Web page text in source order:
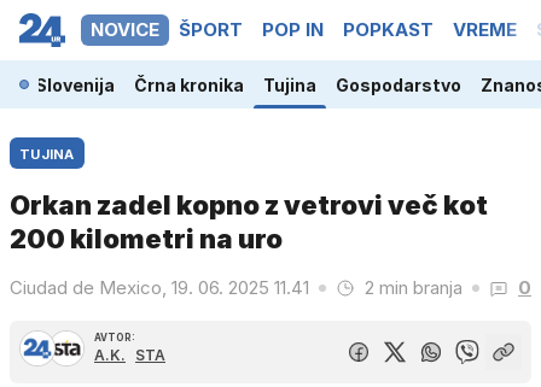
NOVICE ŠPORT POP IN POPKAST VREME
Slovenija Črna kronika Tujina Gospodarstvo
TUJINA
Orkan zadel kopno z vetrovi več kot
200 kilometri na uro
Ciudad de Mexico, 19. 06. 2025 11.41 2 min branja 0
AVTOR:
A.K. STA